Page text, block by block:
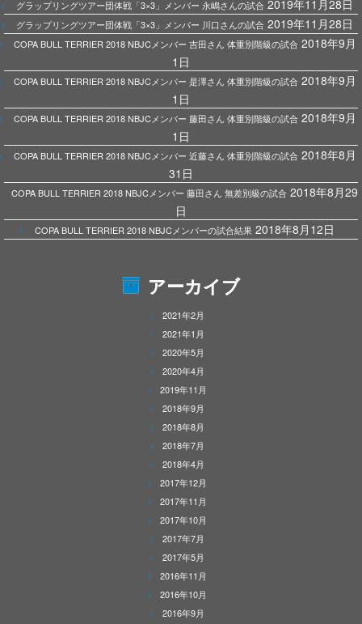
グラップリングツアー団体戦「3×3」メンバー 永嶋さんの試合 2019年11月28日
グラップリングツアー団体戦「3×3」メンバー 川口さんの試合 2019年11月28日
COPA BULL TERRIER 2018 NBJCメンバー 吉田さん 体重別階級の試合 2018年9月
1日
COPA BULL TERRIER 2018 NBJCメンバー 是澤さん 体重別階級の試合 2018年9月
1日
COPA BULL TERRIER 2018 NBJCメンバー 藤田さん 体重別階級の試合 2018年9月
1日
COPA BULL TERRIER 2018 NBJCメンバー 近藤さん 体重別階級の試合 2018年8月
31日
COPA BULL TERRIER 2018 NBJCメンバー 藤田さん 無差別級の試合 2018年8月29
日
COPA BULL TERRIER 2018 NBJCメンバーの試合結果 2018年8月12日
アーカイブ
2021年2月
2021年1月
2020年5月
2020年4月
2019年11月
2018年9月
2018年8月
2018年7月
2018年4月
2017年12月
2017年11月
2017年10月
2017年7月
2017年5月
2016年11月
2016年10月
2016年9月